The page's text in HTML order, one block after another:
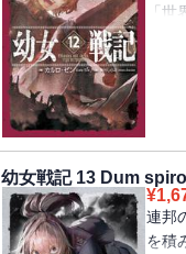
「
出
幼女戦記 13 Dum
¥
連邦
を積